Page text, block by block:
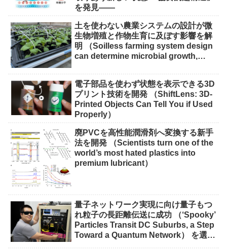
を発見――
土を使わない農業システムの設計が微
生物増殖と作物生育に及ぼす影響を解
明 （Soilless farming system design
can determine microbial growth,
電子部品を使わず状態を表示できる3D
プリント技術を開発 （ShiftLens: 3D-
Printed Objects Can Tell You if Used
Properly）
廃PVCを高性能潤滑剤へ変換する新手
法を開発 （Scientists turn one of the
world’s most hated plastics into
premium lubricant）
量子ネットワーク実現に向け量子もつ
れ粒子の長距離伝送に成功 （‘Spooky’
Particles Transit DC Suburbs, a Step
Toward a Quantum Network） を選択